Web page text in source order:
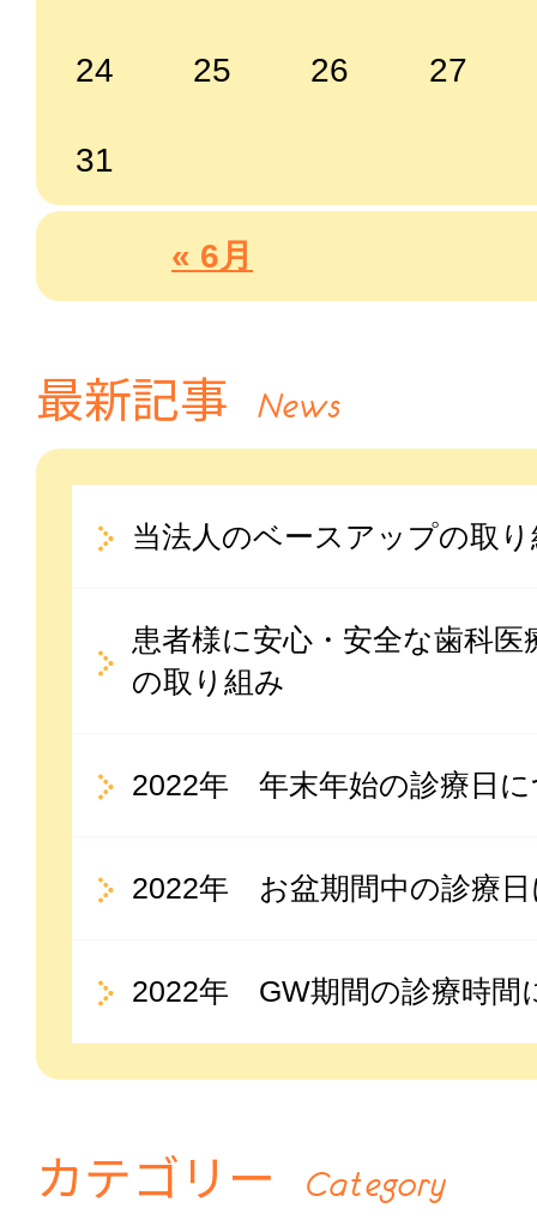
« 6月
24 25 26 27
31
最新記事 News
当法人のベースアップの取
患者様に安心・安全な歯科
の取り組み
2022年 年末年始の診療日
2022年 お盆期間中の診療
2022年 GW期間の診療時間
カテゴリー Category